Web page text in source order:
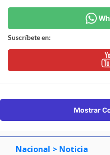
Suscríbete en:
Mostrar
Nacional > Noticia